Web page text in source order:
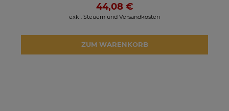
44,08 €
exkl. Steuern und Versandkosten
ZUM WARENKORB